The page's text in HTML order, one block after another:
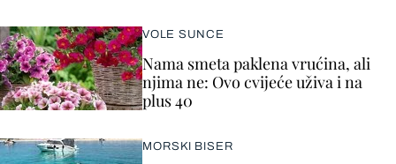
VOLE SUNCE
Nama smeta paklena vrućina, ali
njima ne: Ovo cvijeće uživa i na
plus 40
MORSKI BISER